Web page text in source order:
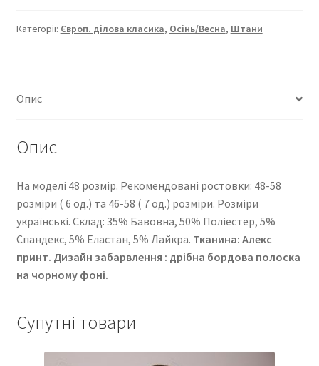
2289-
Категорії: Європ. ділова класика, Осінь/Весна, Штани
Опис
Опис
На моделі 48 розмір. Рекомендовані ростовки: 48-58
розміри ( 6 од.) та 46-58 ( 7 од.) розміри. Розміри
українські. Cклад: 35% Бавовна, 50% Поліестер, 5%
Спандекс, 5% Еластан, 5% Лайкра. Тканина: Алекс
принт. Дизайн забарвлення : дрібна бордова полоска
на чорному фоні.
Супутні товари